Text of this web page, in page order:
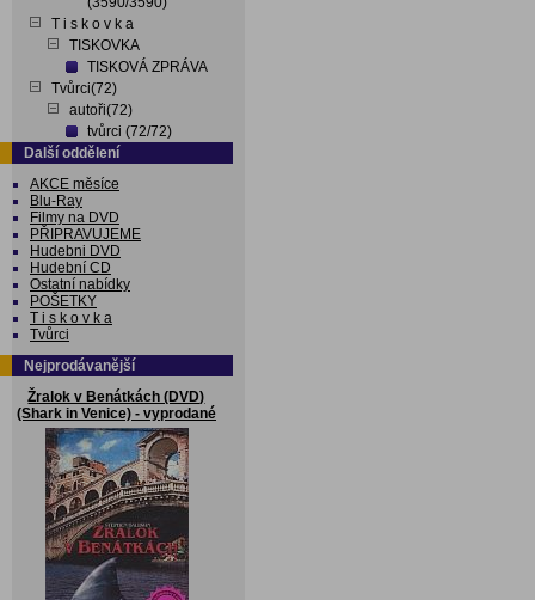
T i s k o v k a
TISKOVKA
TISKOVÁ ZPRÁVA
Tvůrci(72)
autoři(72)
tvůrci (72/72)
Další oddělení
AKCE měsíce
Blu-Ray
Filmy na DVD
PŘIPRAVUJEME
Hudebni DVD
Hudební CD
Ostatní nabídky
POŠETKY
T i s k o v k a
Tvůrci
Nejprodávanější
Žralok v Benátkách (DVD)
(Shark in Venice) - vyprodané